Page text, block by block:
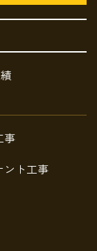
事
ント工事